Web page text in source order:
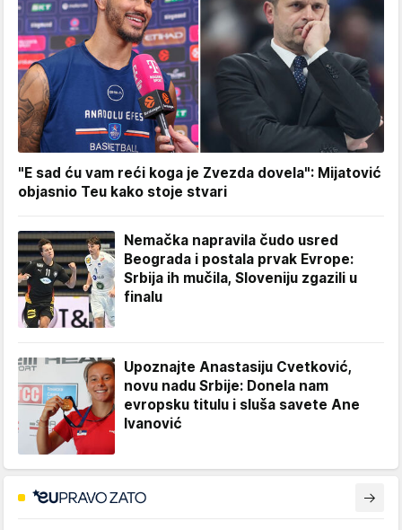
"E sad ću vam reći koga je Zvezda dovela": Mijatović
objasnio Teu kako stoje stvari
Nemačka napravila čudo usred
Beograda i postala prvak Evrope:
Srbija ih mučila, Sloveniju zgazili u
finalu
Upoznajte Anastasiju Cvetković,
novu nadu Srbije: Donela nam
evropsku titulu i sluša savete Ane
Ivanović